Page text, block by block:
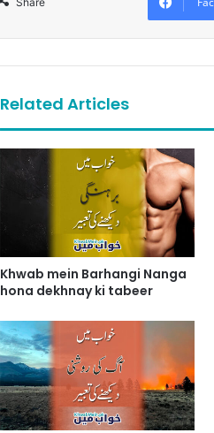
Related Articles
Khwab mein Barhangi Nanga
hona dekhnay ki tabeer